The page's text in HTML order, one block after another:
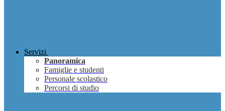
Servizi
Panoramica
Famiglie e studenti
Personale scolastico
Percorsi di studio